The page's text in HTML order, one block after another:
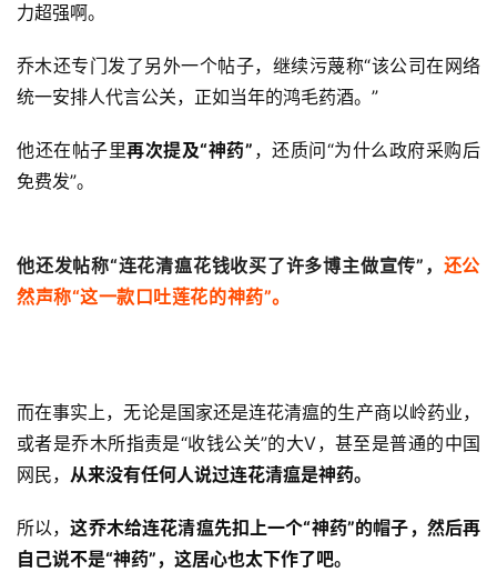
力超强啊。
乔木还专门发了另外一个帖子，继续污蔑称“该公司在网络
统一安排人代言公关，正如当年的鸿毛药酒。”
他还在帖子里再次提及“神药” ，还质问“为什么政府采购后
免费发”。
他还发帖称“连花清瘟花钱收买了许多博主做宣传”， 还公
然声称“这一款口吐莲花的神药”。
而在事实上，无论是国家还是连花清瘟的生产商以岭药业，
或者是乔木所指责是“收钱公关”的大V，甚至是普通的中国
网民， 从来没有任何人说过连花清瘟是神药。
所以，这乔木给连花清瘟先扣上一个“神药”的帽子，然后再
自己说不是“神药”，这居心也太下作了吧。